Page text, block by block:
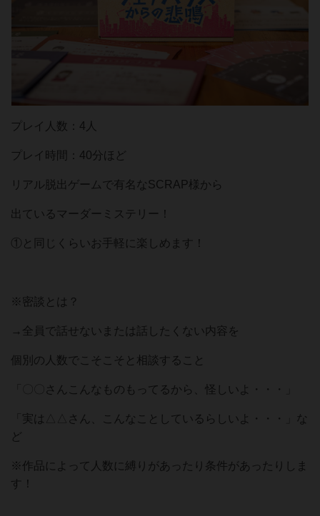
プレイ人数：4人
プレイ時間：40分ほど
リアル脱出ゲームで有名なSCRAP様から
出ているマーダーミステリー！
①と同じくらいお手軽に楽しめます！
※密談とは？
→全員で話せないまたは話したくない内容を
個別の人数でこそこそと相談すること
「〇〇さんこんなものもってるから、怪しいよ・・・」
「実は△△さん、こんなことしているらしいよ・・・」な
ど
※作品によって人数に縛りがあったり条件があったりしま
す！